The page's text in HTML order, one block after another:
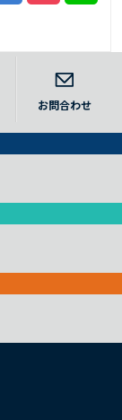
お問合わせ